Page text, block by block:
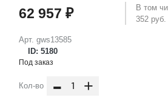
Арт. gws13585
ID: 5180
62 957 ₽
В том
352 руб.
Под заказ
Кол-во - +